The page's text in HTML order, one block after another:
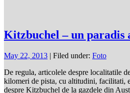
Kitzbuchel – un paradis
May 22, 2013 | Filed under: Foto
De regula, articolele despre localitatile
kilomeri de pista, cu altitudini, facilitati,
despre Kitzbuchel de la gazdele din